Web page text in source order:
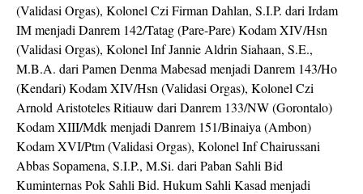
(Validasi Orgas), Kolonel Czi Firman Dahlan, S.I.P. dari Irdam
IM menjadi Danrem 142/Tatag (Pare-Pare) Kodam XIV/Hsn
(Validasi Orgas), Kolonel Inf Jannie Aldrin Siahaan, S.E.,
M.B.A. dari Pamen Denma Mabesad menjadi Danrem 143/Ho
(Kendari) Kodam XIV/Hsn (Validasi Orgas), Kolonel Czi
Arnold Aristoteles Ritiauw dari Danrem 133/NW (Gorontalo)
Kodam XIII/Mdk menjadi Danrem 151/Binaiya (Ambon)
Kodam XVI/Ptm (Validasi Orgas), Kolonel Inf Chairussani
Abbas Sopamena, S.I.P., M.Si. dari Paban Sahli Bid
Kuminternas Pok Sahli Bid. Hukum Sahli Kasad menjadi